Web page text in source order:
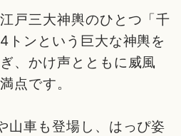
戸三大神輿のひとつ「千
トンという巨大な神輿を
、かけ声とともに威風
点です。
山車も登場し、はっぴ姿